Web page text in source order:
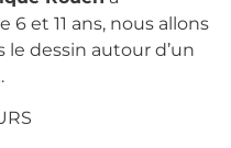
et 11 ans, nous allons
le dessin autour d’un